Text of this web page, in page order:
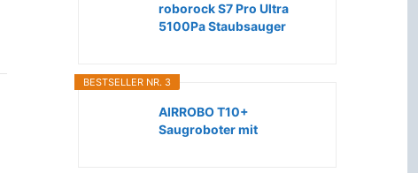
roborock S7 Pro Ultra
5100Pa Staubsauger
BESTSELLER NR. 3
AIRROBO T10+
Saugroboter mit